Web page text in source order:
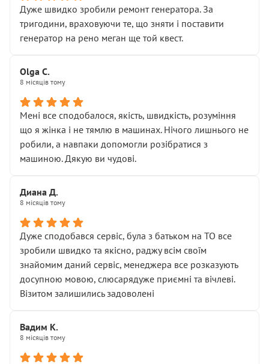
• реальної діагностики, а не формального
“подивились і поїхав”
На жаль, складається враження, що сервіс працює не
Стосовно комунікації - все добре
Дуже швидко зробили ремонт генератора. За
тригодини, враховуючи те, що зняти і поставити
генератор на рено меган ще той квест.
Olga С.
8 місяців тому
Мені все сподобалося, якість, швидкість, розуміння
що я жінка і не тямлю в машинах. Нічого лишнього не
робили, а навпаки допомогли розібратися з
машиною. Дякую ви чудові.
Диана Д.
8 місяців тому
Дуже сподобався сервіс, була з батьком на ТО все
зробили швидко та якісно, раджу всім своїм
знайомим даний сервіс, менеджера все розказують
досупною мовою, слюсарядуже приємні та вічлеві.
Візитом залишились задоволені
Вадим К.
8 місяців тому